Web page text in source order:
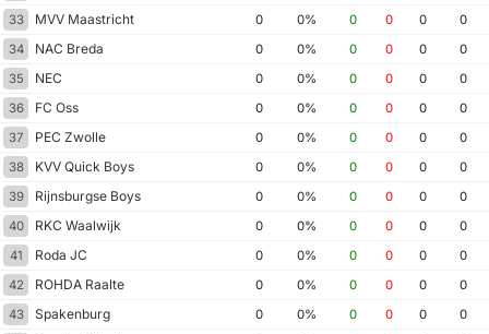
33 MVV Maastricht 0 0% 0 0 0
0
34
NAC Breda 0 0% 0 0 0
0
35
NEC 0 0% 0 0 0
0
36
FC Oss 0 0% 0 0 0
0
37
PEC Zwolle 0 0% 0 0 0
0
38
KVV Quick Boys 0 0% 0 0 0
0
39
Rijnsburgse Boys 0 0% 0 0 0
0
40
RKC Waalwijk 0 0% 0 0 0
0
41
Roda JC 0 0% 0 0 0
0
42
ROHDA Raalte 0 0% 0 0 0
0
43
Spakenburg 0 0% 0 0 0
0